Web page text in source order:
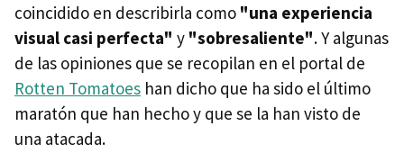
coincidido en describirla como "una experiencia
visual casi perfecta" y "sobresaliente". Y algunas
de las opiniones que se recopilan en el portal de
Rotten Tomatoes han dicho que ha sido el último
maratón que han hecho y que se la han visto de
una atacada.